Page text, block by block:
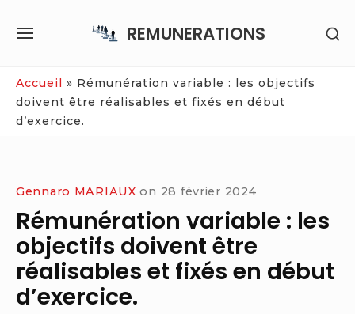
REMUNERATIONS
SITE
Accueil » Rémunération variable : les objectifs
doivent être réalisables et fixés en début
d’exercice.
Gennaro MARIAUX on 28 février 2024
Rémunération variable : les
objectifs doivent être
réalisables et fixés en début
d’exercice.